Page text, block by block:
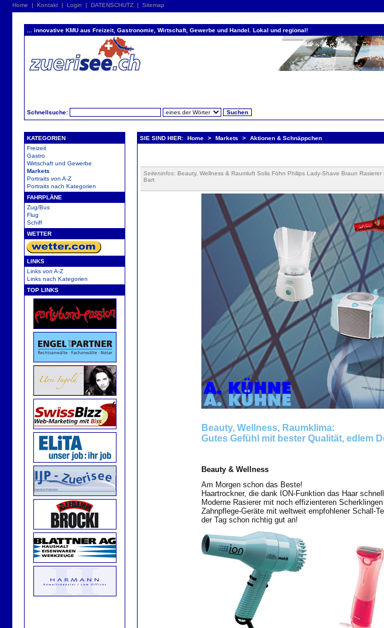
Home | Kontakt | Login | DATENSCHUTZ | Sitemap
... innovative KMU aus Freizeit, Gastronomie, Wirtschaft, Gewerbe und Handel. Lokal und regional!
Schnellsuche:
KATEGORIEN
Freizeit
Gastro
Wirtschaft und Gewerbe
Markets
Portraits von A-Z
Portraits nach Kategorien
FAHRPLÄNE
Zug/Bus
Flug
Schiff
WETTER
LINKS
Links von A-Z
Links nach Kategorien
TOP LINKS
SIE SIND HIER: Home > Markets > Aktionen & Schnäppchen
Seiteninfos: Beauty, Wellness & Raumluft Solis Föhn Philips Lady-Shave Braun
Bart
Beauty, Wellness, Raumklima:
Gutes Gefühl mit bester Qualität, edlem
Beauty & Wellness
Am Morgen schon das Beste!
Haartrockner, die dank ION-Funktion das Haar
Moderne Rasierer mit noch effizienteren
Zahnpflege-Geräte mit weltweit empfohlener Schall-
der Tag schon richtig gut an!